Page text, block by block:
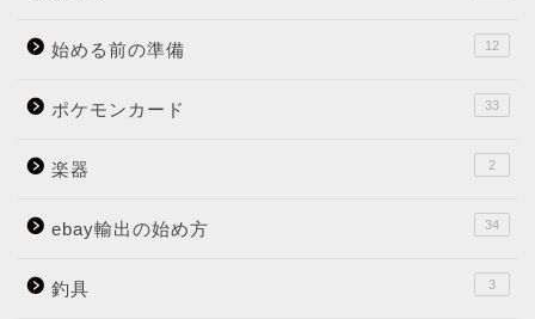
始める前の準備 12
ポケモンカード 33
楽器 2
ebay輸出の始め方 34
釣具 3